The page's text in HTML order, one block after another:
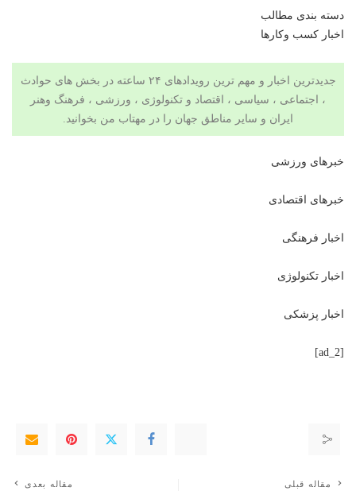
دسته بندی مطالب
اخبار کسب وکارها
جدیدترین اخبار و مهم ترین رویدادهای ۲۴ ساعته در بخش های حوادث
، اجتماعی ، سیاسی ، اقتصاد و تکنولوژی ، ورزشی ، فرهنگ وهنر
ایران و سایر مناطق جهان را در مهتاب من بخوانید.
خبرهای ورزشی
خبرهای اقتصادی
اخبار فرهنگی
اخبار تکنولوژی
اخبار پزشکی
[ad_2]
مقاله قبلی مقاله بعدی